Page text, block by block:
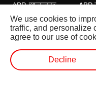
ABP আনন্দ
ABP
ABP Ganga
ABP
FOLLOW US
We use cookies to
traffic, and personalize
agree to our use of
Decline